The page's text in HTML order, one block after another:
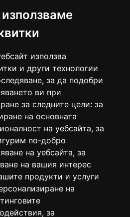
използва
и други технологии
за да подобри
ви при
за следните цели: за
на основната
на уебсайта, за
по-добро
на уебсайта, за
на вашия интерес
продукти и услуги
на
, за
43